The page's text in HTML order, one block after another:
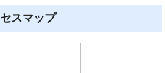
スマップ